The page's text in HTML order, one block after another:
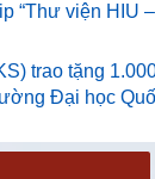
“Thư viện HIU
trao tặng
Đại học